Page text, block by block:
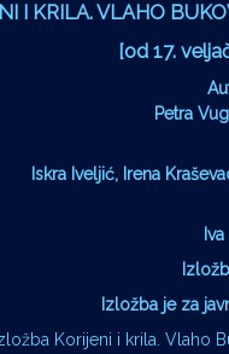
I KRILA. VLAHO
[od 17.
Petra
Iskra Iveljić, Irena
Izložba je za
Korijeni i krila. Vlaho